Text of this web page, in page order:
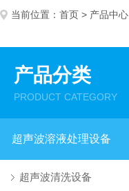
当前位置： 首页 > 产品中心
产品分类
PRODUCT CATEGORY
超声波溶液处理设备
超声波清洗设备